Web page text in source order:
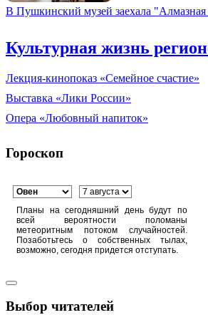
В Пушкинский музей заехала "Алмазная
Культурная жизнь
Лекция-кинопоказ «Семейное счастие»
Выставка «Лики России»
Опера «Любовный напиток»
Гороскоп
Планы на сегодняшний день будут по
всей вероятности поломаны
метеоритным потоком случайностей.
Позаботьтесь о собственных тылах,
возможно, сегодня придется отступать.
Выбор читателей